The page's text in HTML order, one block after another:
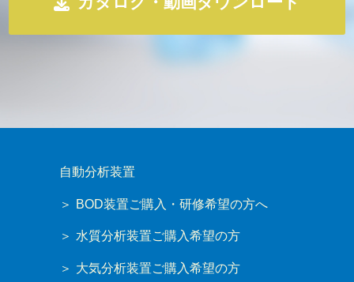
自動分析装置
BOD装置ご購入・研修希望の方へ
水質分析装置ご購入希望の方
大気分析装置ご購入希望の方